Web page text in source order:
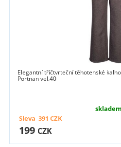
Elegantní tříčtvrteční těhotenské
Portnan vel.40
skladem
199 CZK
Sleva 391CZK